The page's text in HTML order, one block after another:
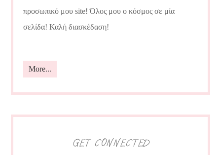
προσωπικό μου site! Όλος μου ο κόσμος σε μία
σελίδα! Καλή διασκέδαση!
More...
GET CONNECTED